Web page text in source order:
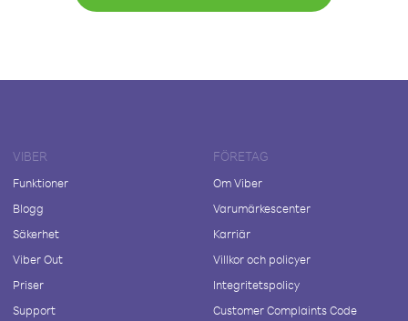
VIBER
Funktioner
Blogg
Säkerhet
Viber Out
Priser
Support
FÖRETAG
Om Viber
Varumärkescenter
Karriär
Villkor och policyer
Integritetspolicy
Customer Complaints Code